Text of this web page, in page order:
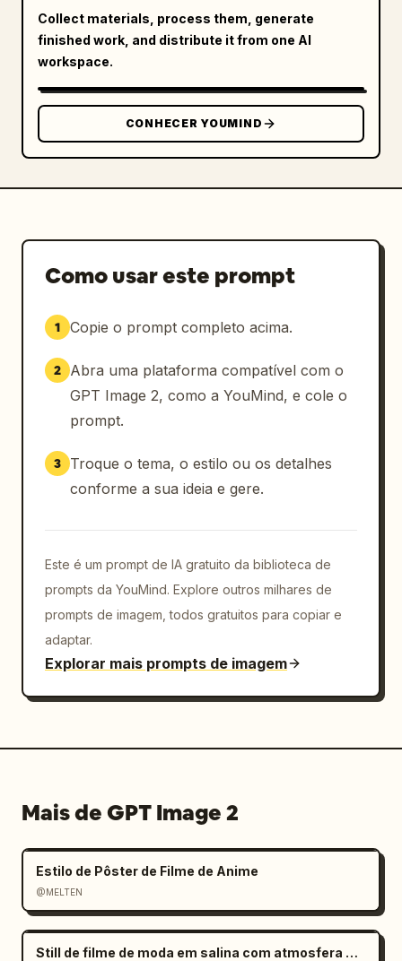
Collect materials, process them, generate
finished work, and distribute it from one AI
workspace.
CONHECER YOUMIND
Como usar este prompt
1 Copie o prompt completo acima.
2
Abra uma plataforma compatível com o
GPT Image 2, como a YouMind, e cole o
prompt.
3
Troque o tema, o estilo ou os detalhes
conforme a sua ideia e gere.
Este é um prompt de IA gratuito da biblioteca de
prompts da YouMind. Explore outros milhares de
prompts de imagem, todos gratuitos para copiar e
adaptar.
Explorar mais prompts de imagem
Mais de GPT Image 2
Estilo de Pôster de Filme de Anime
@MELTEN
Still de filme de moda em salina com atmosfera melancólica